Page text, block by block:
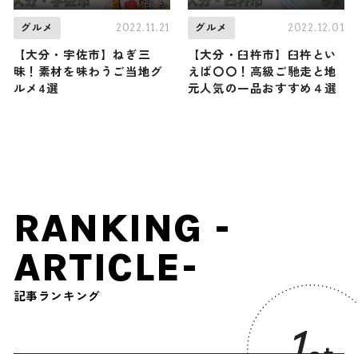
グルメ 2022.11.21
【大分・宇佐市】ねぎ三
昧！素材を味わうご当地グ
ルメ4選
グルメ 2022.12.01
【大分・臼杵市】臼杵とい
えば〇〇！高級ご馳走と地
元人気の一品おすすめ４選
RANKING -
ARTICLE-
記事ランキング